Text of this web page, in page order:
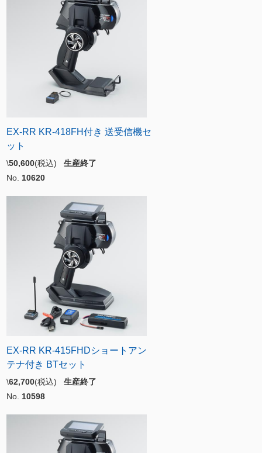
EX-RR KR-418FH付き 送受信機セ
ット
\50,600(税込) 生産終了
No. 10620
EX-RR KR-415FHDショートアン
テナ付き BTセット
\62,700(税込) 生産終了
No. 10598